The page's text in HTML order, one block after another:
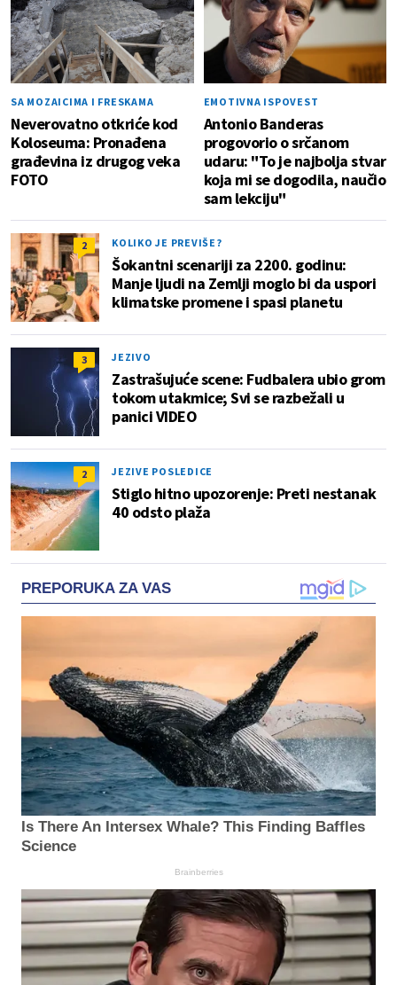
SA MOZAICIMA I FRESKAMA
Neverovatno otkriće kod
Koloseuma: Pronađena
građevina iz drugog veka
FOTO
EMOTIVNA ISPOVEST
Antonio Banderas
progovorio o srčanom
udaru: "To je najbolja stvar
koja mi se dogodila, naučio
sam lekciju"
2 KOLIKO JE PREVIŠE?
Šokantni scenariji za 2200. godinu:
Manje ljudi na Zemlji moglo bi da uspori
klimatske promene i spasi planetu
3 JEZIVO
Zastrašujuće scene: Fudbalera ubio grom
tokom utakmice; Svi se razbežali u
panici VIDEO
2 JEZIVE POSLEDICE
Stiglo hitno upozorenje: Preti nestanak
40 odsto plaža
PREPORUKA ZA VAS
Is There An Intersex Whale? This Finding Baffles
Science
Brainberries